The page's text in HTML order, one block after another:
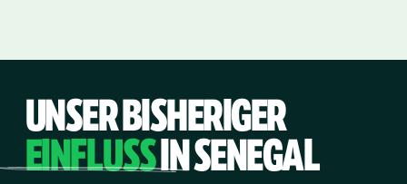
UNSER BISHERIGER
EINFLUSSIN SENEGAL